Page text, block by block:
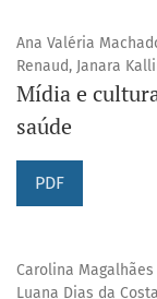
Ana Valéria
Renaud, Janara
Mídia e
saúde
PDF
Carolina
Luana Dias da